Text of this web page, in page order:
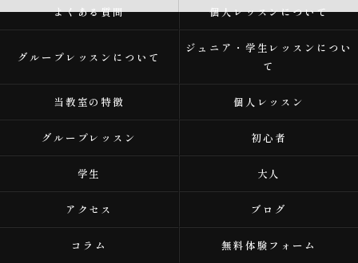
よくある質問 個人レッスンについて
グループレッスンについて
ジュニア・学生レッスンについ
て
当教室の特徴 個人レッスン
グループレッスン 初心者
学生 大人
アクセス ブログ
コラム 無料体験フォーム